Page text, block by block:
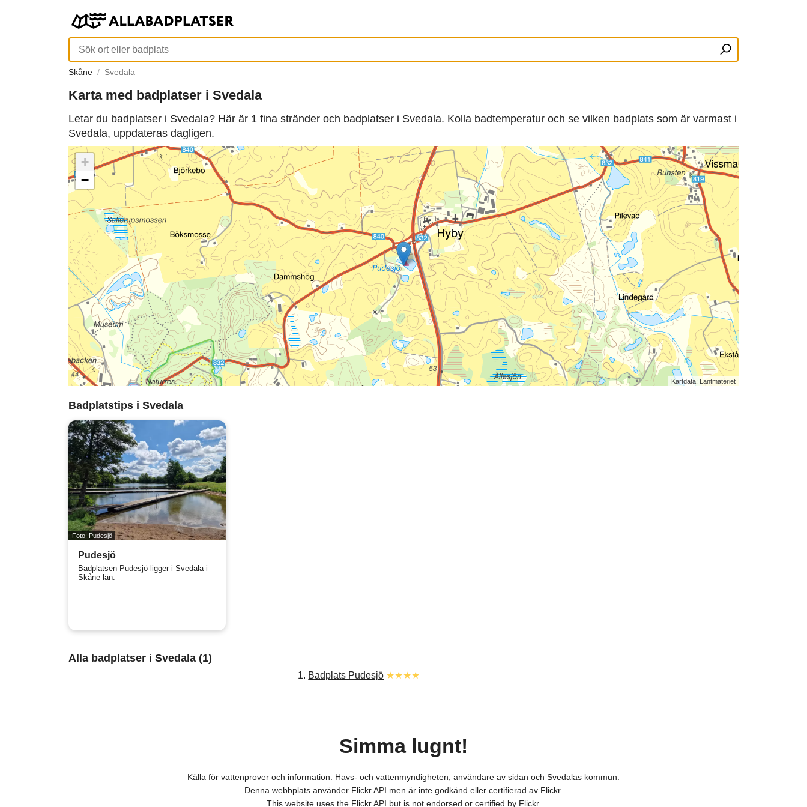
Skåne Svedala
Karta med badplatser i Svedala
Letar du badplatser i Svedala? Här är 1 fina stränder och badplatser i Svedala. Kolla badtemperatur och se vilken badplats som är varmast i
Svedala, uppdateras dagligen.
+
−
Kartdata: Lantmäteriet
Badplatstips i Svedala
Foto: Pudesjö
Pudesjö
Badplatsen Pudesjö ligger i Svedala i
Skåne län.
Alla badplatser i Svedala (1)
1. Badplats Pudesjö ★★★★
Simma lugnt!
Källa för vattenprover och information: Havs- och vattenmyndigheten, användare av sidan och Svedalas kommun.
Denna webbplats använder Flickr API men är inte godkänd eller certifierad av Flickr.
This website uses the Flickr API but is not endorsed or certified by Flickr.